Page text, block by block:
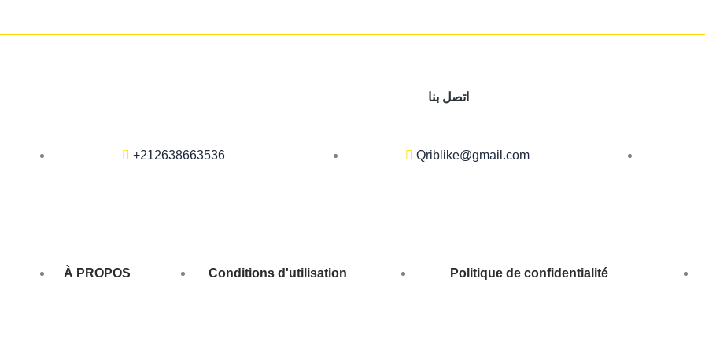
اتصل بنا
+212638663536 Qriblike@gmail.com
À PROPOS Conditions d'utilisation Politique de confidentialité